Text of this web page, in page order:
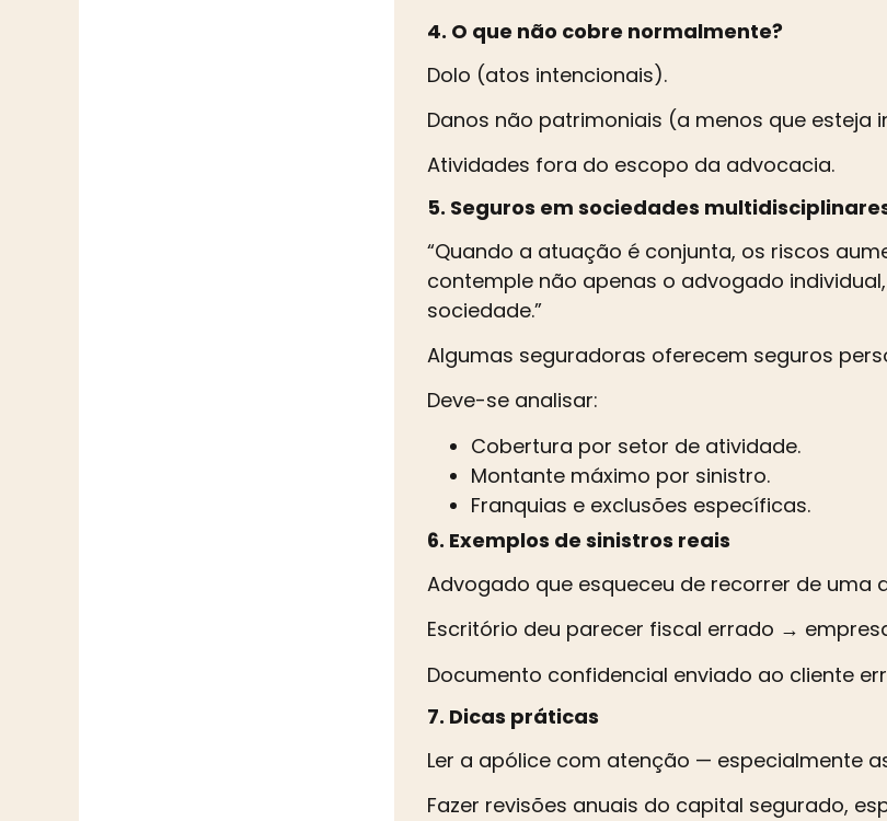
4. O que não cobre normalmente?
Dolo (atos intencionais).
Danos não patrimoniais (a menos que esteja
Atividades fora do escopo da advocacia.
5. Seguros em sociedades
“Quando a atuação é conjunta, os riscos
contemple não apenas o advogado
sociedade.”
Algumas seguradoras oferecem seguros
Deve-se analisar:
Cobertura por setor de atividade.
Montante máximo por sinistro.
Franquias e exclusões específicas.
6. Exemplos de sinistros reais
Advogado que esqueceu de recorrer de uma
Escritório deu parecer fiscal errado →
Documento confidencial enviado ao cliente
7. Dicas práticas
Ler a apólice com atenção — especialmente
Fazer revisões anuais do capital segurado,